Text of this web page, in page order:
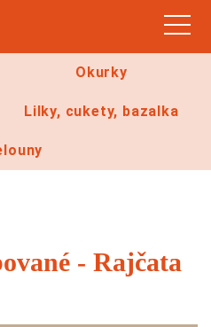
Okurky
Lilky, cukety, bazalka
- Rajčata